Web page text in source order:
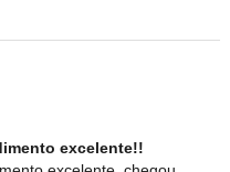
excelente!!